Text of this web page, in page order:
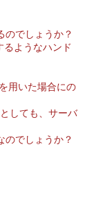
のでしょうか？
ようなハンド
用いた場合にの
しても、サーバ
のでしょうか？